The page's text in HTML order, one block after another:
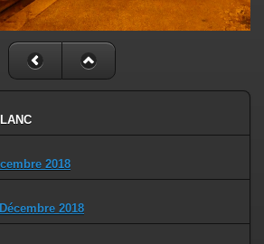
2018
2018